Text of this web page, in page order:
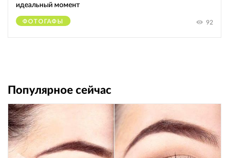
идеальный момент
ФОТОГАФЫ 92
Популярное сейчас